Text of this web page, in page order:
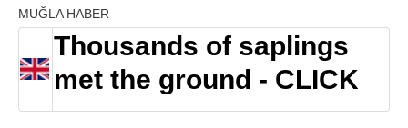
MUĞLA HABER
Thousands of saplings
met the ground - CLICK